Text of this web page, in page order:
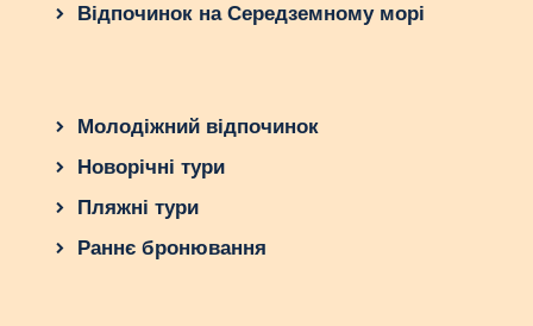
Відпочинок на Середземному морі
Молодіжний відпочинок
Новорічні тури
Пляжні тури
Раннє бронювання